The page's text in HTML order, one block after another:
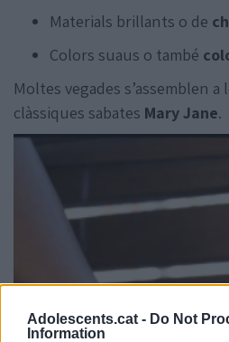
Adolescents.cat - Do Not
Information
Materials brillants o de
Colors suaus o també
Moltes vegades s’assemblen a
clàssiques sabates Mary Jane.